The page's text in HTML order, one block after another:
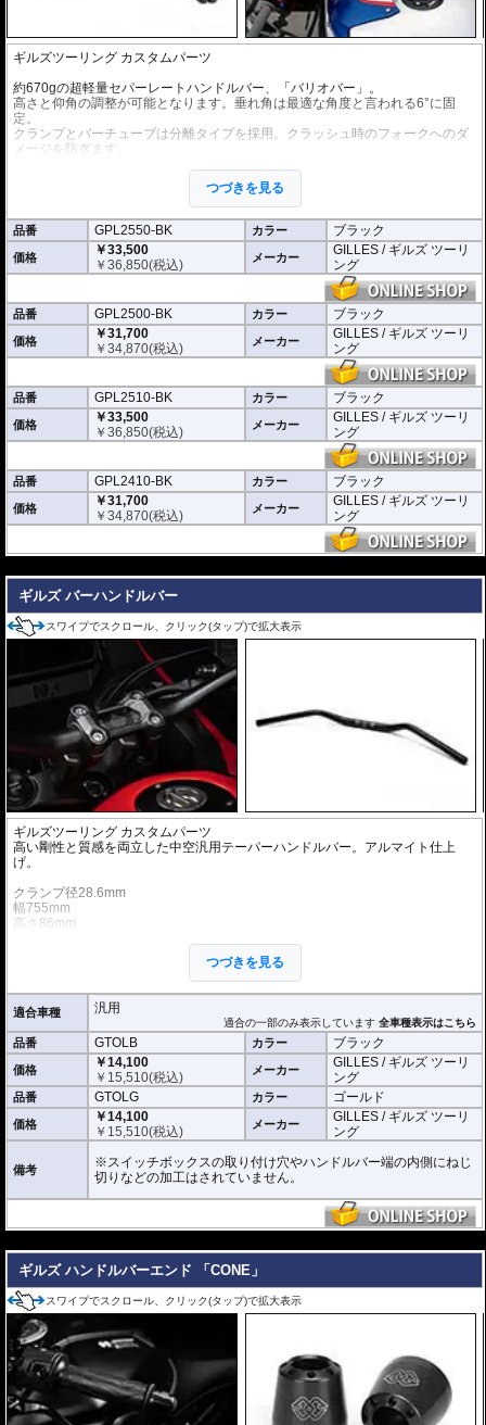
ギルズツーリング カスタムパーツ
約670gの超軽量セパーレートハンドルバー、「バリオバー」。
高さと仰角の調整が可能となります。垂れ角は最適な角度と言われる6°に固
定。
クランプとバーチューブは分離タイプを採用。クラッシュ時のフォークへのダ
メージを防ぎます。
ヤマハのチームはこのセパレートハンドルバーをWorldSBK、WorldSuperspor
t、IDM、R6 Cup Germanyで採用しています。
※写真はシリーズ代表イメージです。車種により形状、デザインが異なる場合
があります。
※商品は汎用品です。ご購入の前に必ず寸法図をご確認いただき、商品の形状
つづきを見る
品番 GPL2550-BK カラー ブラック
価格
￥33,500
￥36,850(税込) メーカー
GILLES / ギルズ ツーリ
ング
品番 GPL2500-BK カラー ブラック
価格
￥31,700
￥34,870(税込) メーカー
GILLES / ギルズ ツーリ
ング
品番 GPL2510-BK カラー ブラック
価格
￥33,500
￥36,850(税込) メーカー
GILLES / ギルズ ツーリ
ング
品番 GPL2410-BK カラー ブラック
価格
￥31,700
￥34,870(税込) メーカー
GILLES / ギルズ ツーリ
ング
ギルズ バーハンドルバー
スワイプでスクロール、クリック(タップ)で拡大表示
ギルズツーリング カスタムパーツ
高い剛性と質感を両立した中空汎用テーパーハンドルバー。アルマイト仕上
げ。
クランプ径28.6mm
幅755mm
高さ86mm
※商品は汎用品です。ご購入の前に必ず寸法図をご確認いただき、商品の形状
をお確かめください。
※商品は汎用品ですが、一部車種はメーカーで取付の確認がされています。
つづきを見る
適合車種 汎用
適合の一部のみ表示しています全車種表示はこちら
品番 GTOLB カラー ブラック
価格
￥14,100
￥ 15,510(税込) メーカー
GILLES / ギルズ ツーリ
ング
品番 GTOLG カラー ゴールド
価格
￥14,100
￥ 15,510(税込) メーカー
GILLES / ギルズ ツーリ
ング
備考
※スイッチボックスの取り付け穴やハンドルバー端の内側にねじ
切りなどの加工はされていません。
ギルズ ハンドルバーエンド 「CONE」
スワイプでスクロール、クリック(タップ)で拡大表示